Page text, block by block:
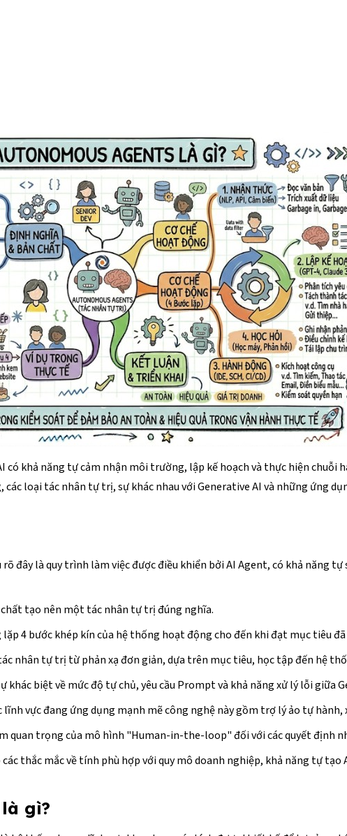
có khả năng tự cảm nhận môi trường, lập kế hoạch và thực hiện
loại tác nhân tự trị, sự khác nhau với Generative AI và những ứng
rõ đây là quy trình làm việc được điều khiển bởi AI Agent, có khả năng
tạo nên một tác nhân tự trị đúng nghĩa.
lặp 4 bước khép kín của hệ thống hoạt động cho đến khi đạt mục tiêu
nhân tự trị từ phản xạ đơn giản, dựa trên mục tiêu, học tập đến hệ
khác biệt về mức độ tự chủ, yêu cầu Prompt và khả năng xử lý lỗi giữa
lĩnh vực đang ứng dụng mạnh mẽ công nghệ này gồm trợ lý ảo tự
quan trọng của mô hình "Human-in-the-loop" đối với các quyết định
thắc mắc về tính phù hợp với quy mô doanh nghiệp, khả năng tự
gì?